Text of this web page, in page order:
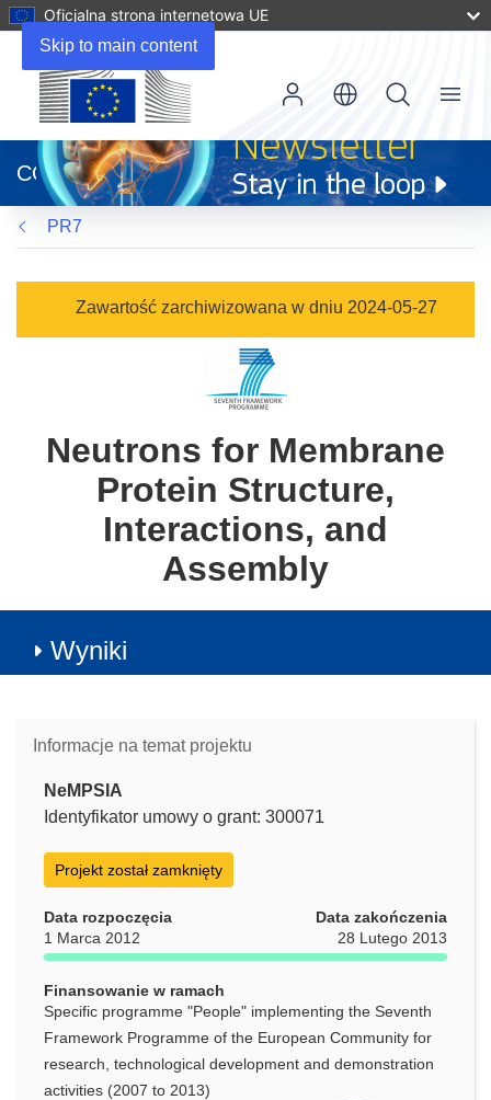
Skip to main content
Oficjalna strona internetowa UE
otworzy
się
w
nowym
oknie)
CORDIS
Menu
PR7
Zawartość zarchiwizowana w dniu 2024-05-27
Neutrons for Membrane
Protein Structure,
Interactions, and
Assembly
Wyniki
Informacje na temat projektu
NeMPSIA
Identyfikator umowy o grant: 300071
Projekt został zamknięty
Data rozpoczęcia
1 Marca 2012
Data zakończenia
28 Lutego 2013
Finansowanie w ramach
Specific programme "People" implementing the Seventh
Framework Programme of the European Community for
research, technological development and demonstration
activities (2007 to 2013)